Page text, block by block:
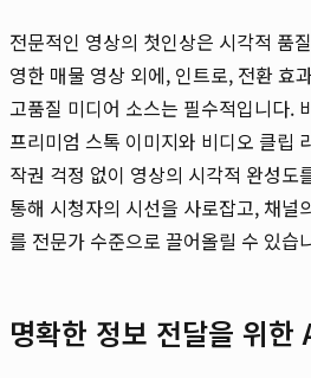
전문적인 영상의 첫인상은 시각적 품
영한 매물 영상 외에, 인트로, 전환 효
고품질 미디어 소스는 필수적입니다.
프리미엄 스톡 이미지와 비디오 클립
작권 걱정 없이 영상의 시각적 완성도
통해 시청자의 시선을 사로잡고, 채널
를 전문가 수준으로 끌어올릴 수 있습
명확한 정보 전달을 위한